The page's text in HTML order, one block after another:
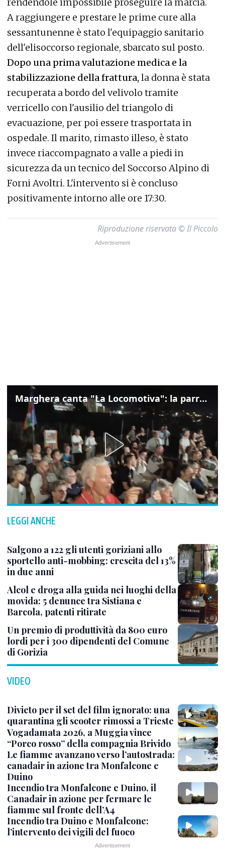
rendendole impossibile proseguire la marcia.
A raggiungere e prestare le prime cure alla
sessantunenne è stato l'equipaggio sanitario
dell'elisoccorso regionale, sbarcato sul posto.
Dopo una prima valutazione medica e la
stabilizzazione della frattura, la donna è stata
recuperata a bordo del velivolo tramite
verricello con l'ausilio del triangolo di
evacuazione, per poi essere trasportata in
ospedale. Il marito, rimasto illeso, è stato
invece riaccompagnato a valle a piedi in
sicurezza da un tecnico del Soccorso Alpino di
Forni Avoltri. L'intervento si è concluso
positivamente intorno alle ore 17:30.
Riproduzione riservata © Il Piccolo
Marghera canta "La Locomotiva": la parrocchia della Cita ricorda Guccini
LEGGI ANCHE
Salgono a 122 gli utenti goriziani allo
sportello anti-mobbing: crescita del 13%
in due anni
Alcol e droga alla guida nei luoghi della
movida: 5 denunce tra Sistiana e
Barcola, patenti ritirate
Un premio di produttività da 800 euro
lordi per i 300 dipendenti del Comune
di Gorizia
VIDEO
Divieto per il set del film ignorato: una
quarantina gli scooter rimossi a Trieste
Vogadamata 2026, a Muggia vince
“Porco rosso” della compagnia Brivido
Le fiamme avanzano verso l’autostrada:
canadair in azione tra Monfalcone e
Duino
Incendio tra Monfalcone e Duino, il
Canadair in azione per fermare le
fiamme sul fronte dell’A4
Incendio tra Duino e Monfalcone:
l’intervento dei vigili del fuoco